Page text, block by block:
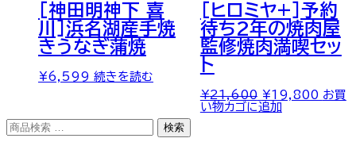
[神田明神下 喜
川]浜名湖産手焼
きうなぎ蒲焼
¥6,599 続きを読む
[ヒロミヤ+]予約
待ち2年の焼肉屋
監修焼肉満喫セッ
ト
¥21,600 元
の
¥19,800現お買
い物カゴに追加
検
索
検索